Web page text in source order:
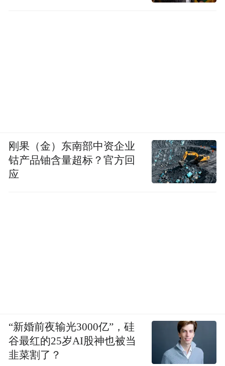
刚果（金）东南部中资企业
钴产品铀含量超标？官方回
应
“新婚前夜输光3000亿”，硅
谷最红的25岁AI股神也被当
韭菜割了？